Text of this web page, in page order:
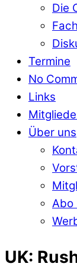
Die
Termine
No
Links
Über uns
Abo
UK: